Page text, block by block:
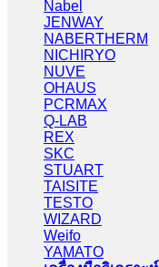
Nabel
JENWAY
NABERTHERM
NICHIRYO
NUVE
OHAUS
PCRMAX
Q-LAB
REX
SKC
STUART
TAISITE
TESTO
WIZARD
Weifo
YAMATO